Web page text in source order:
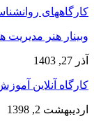
کارگاههای
وبینار هنر مدیریت
آذر 27, 1403
کارگاه آنلاین
اردیبهشت 2, 1398